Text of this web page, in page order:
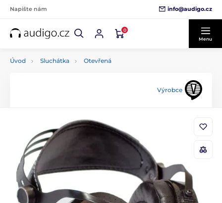
Napište nám info@audigo.cz
0
Menu
Úvod Sluchátka Otevřená
Výrobce